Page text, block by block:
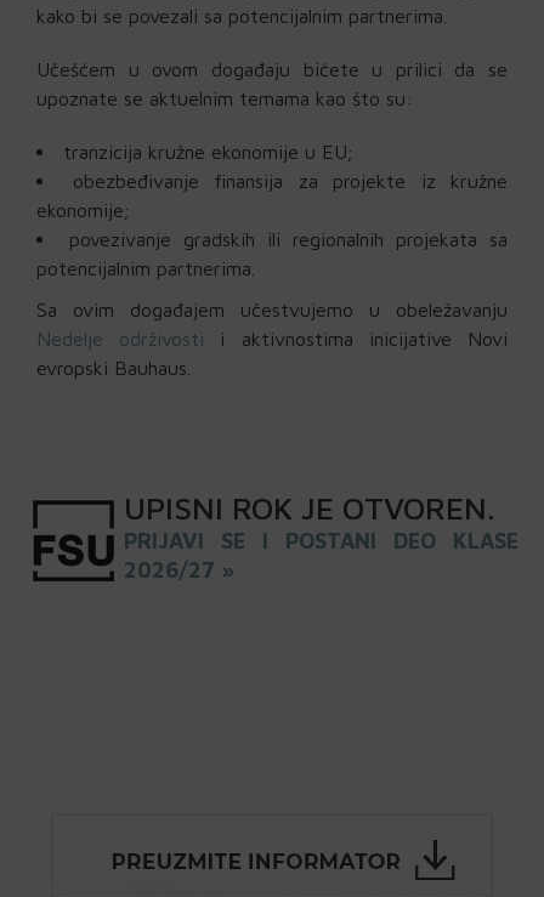
kako bi se povezali sa potencijalnim partnerima.
Učešćem u ovom događaju bićete u prilici da se
upoznate se aktuelnim temama kao što su:
tranzicija kružne ekonomije u EU;
obezbeđivanje finansija za projekte iz kružne
ekonomije;
povezivanje gradskih ili regionalnih projekata sa
potencijalnim partnerima.
Sa ovim događajem učestvujemo u obeležavanju
Nedelje održivosti i aktivnostima inicijative Novi
evropski Bauhaus.
UPISNI ROK JE OTVOREN.
PRIJAVI SE I POSTANI DEO KLASE
2026/27 »